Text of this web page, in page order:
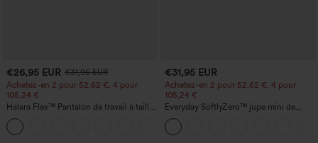
€26,95 EUR €31,95 EUR
Achetez-en 2 pour 52,62 €, 4 pour
105,24 €
Halara Flex™ Pantalon de travail à taille
haute, jambe large, avec poches, en
maille gaufrée
€31,95 EUR
Achetez-en 2 pour 52,62 €, 4 pour
105,24 €
Everyday SoftlyZero™ jupe mini de
tennis aérée à pans croisés 2-en-1 avec
poche latérale et toucher frais - Lucid-
UPF50+